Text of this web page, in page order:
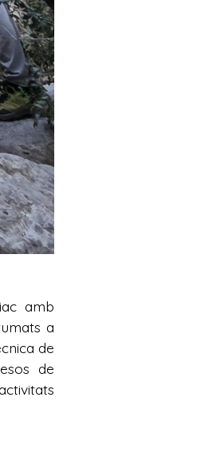
amb
a
de
de